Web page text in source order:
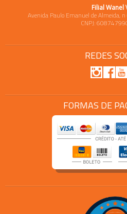
Filial Wanel
Avenida Paulo Emanuel de Almeida,
CNPJ:
REDES
FORMAS DE